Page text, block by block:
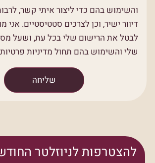
והשימוש בהם כדי ליצור איתי קשר,
דיוור ישיר, וכן לצרכים סטטיסטיים.
לבטל את הרישום שלי בכל עת, ושעל
שלי והשימוש בהם תחול מדיניות
שליחה
להצטרפות לניוזלטר